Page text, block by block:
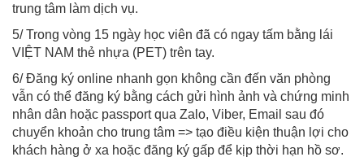
trung tâm làm dịch vụ.
5/ Trong vòng 15 ngày học viên đã có ngay tấm bằng lái
VIỆT NAM thẻ nhựa (PET) trên tay.
6/ Đăng ký online nhanh gọn không cần đến văn phòng
vẫn có thể đăng ký bằng cách gửi hình ảnh và chứng minh
nhân dân hoặc passport qua Zalo, Viber, Email sau đó
chuyển khoản cho trung tâm => tạo điều kiện thuận lợi cho
khách hàng ở xa hoặc đăng ký gấp để kịp thời hạn hồ sơ.